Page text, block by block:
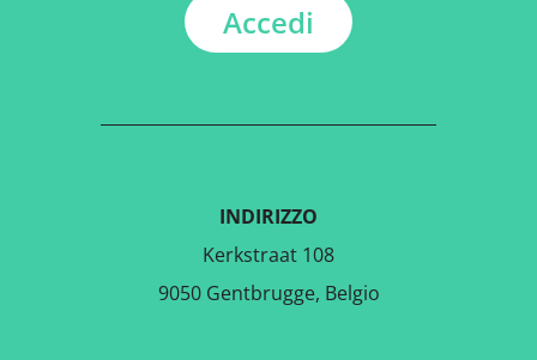
Accedi
INDIRIZZO
Kerkstraat 108
9050 Gentbrugge, Belgio